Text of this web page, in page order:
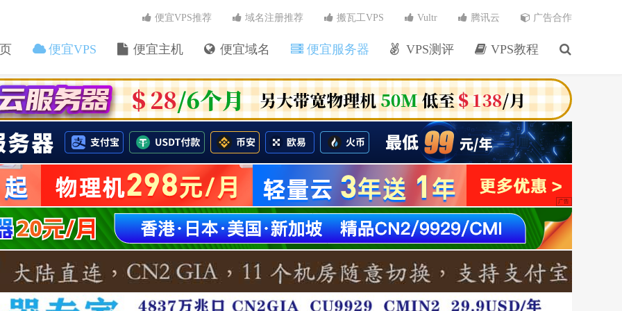
便宜VPS 便宜主机 便宜域名 便宜服务器 VPS测评 VPS教程
便宜VPS推荐 域名注册推荐 搬瓦工VPS Vultr 腾讯云 广告合作